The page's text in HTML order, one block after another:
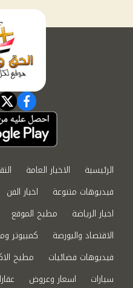
الرئيسية الاخبار العامة
فيديوهات متنوعة
اخبار الفن
اخبار الرياضة
مطبخ الموقع
الاقتصاد والبورصة
كمبيوتر
فيديوهات فضائيات
مطبخ
سيارات
اسعار وعروض